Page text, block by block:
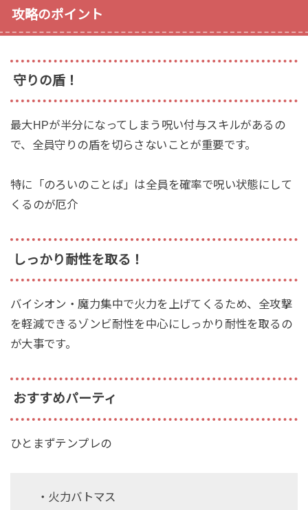
攻略のポイント
守りの盾！
最大HPが半分になってしまう呪い付与スキルがあるの
で、全員守りの盾を切らさないことが重要です。
特に「のろいのことば」は全員を確率で呪い状態にして
くるのが厄介
しっかり耐性を取る！
バイシオン・魔力集中で火力を上げてくるため、全攻撃
を軽減できるゾンビ耐性を中心にしっかり耐性を取るの
が大事です。
おすすめパーティ
ひとまずテンプレの
・火力バトマス